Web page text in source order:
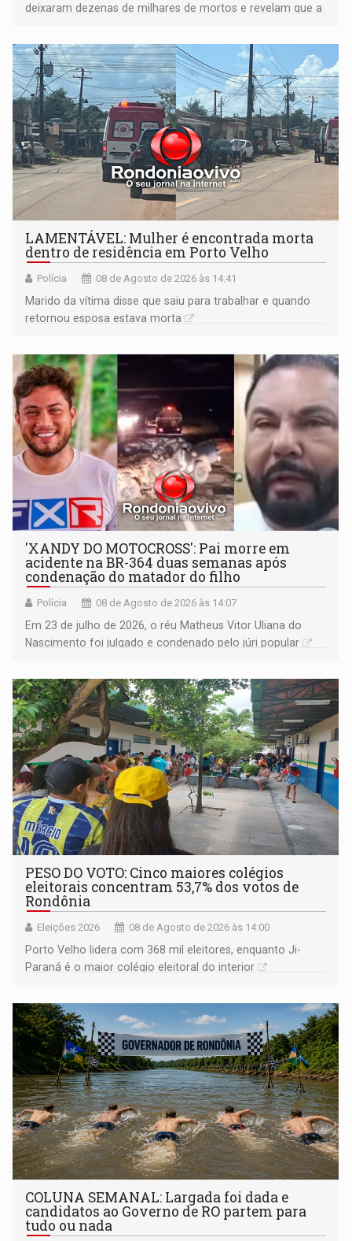
deixaram dezenas de milhares de mortos e revelam que a
territoriais e sociais
LAMENTÁVEL: Mulher é encontrada morta
dentro de residência em Porto Velho
Polícia 08 de Agosto de 2026 às 14:41
Marido da vítima disse que saiu para trabalhar e quando
retornou esposa estava morta
'XANDY DO MOTOCROSS': Pai morre em
acidente na BR-364 duas semanas após
condenação do matador do filho
Polícia 08 de Agosto de 2026 às 14:07
Em 23 de julho de 2026, o réu Matheus Vitor Uliana do
Nascimento foi julgado e condenado pelo júri popular
PESO DO VOTO: Cinco maiores colégios
eleitorais concentram 53,7% dos votos de
Rondônia
Eleições 2026 08 de Agosto de 2026 às 14:00
Porto Velho lidera com 368 mil eleitores, enquanto Ji-
Paraná é o maior colégio eleitoral do interior
COLUNA SEMANAL: Largada foi dada e
candidatos ao Governo de RO partem para
tudo ou nada